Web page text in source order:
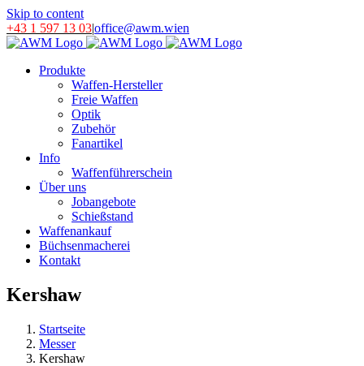
Skip to content
+43 1 597 13 03|office@awm.wien
Produkte
Waffen-Hersteller
Freie Waffen
Optik
Zubehör
Fanartikel
Info
Waffenführerschein
Über uns
Jobangebote
Schießstand
Waffenankauf
Büchsenmacherei
Kontakt
Kershaw
Startseite
Messer
Kershaw